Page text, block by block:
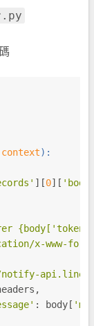
):
][0][
{body[ 'token'
x-www-
: body[